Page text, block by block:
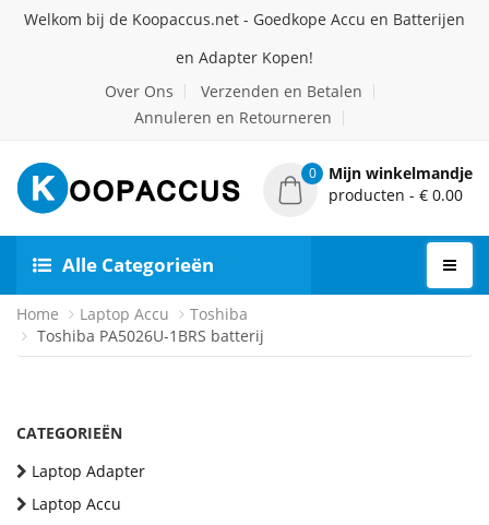
Welkom bij de Koopaccus.net - Goedkope Accu en Batterijen
en Adapter Kopen!
Over Ons
Verzenden en Betalen
Annuleren en Retourneren
0
Mijn winkelmandje
producten - € 0.00
Alle Categorieën
Home Laptop Accu
Toshiba
Toshiba PA5026U-1BRS batterij
CATEGORIEËN
Laptop Adapter
Laptop Accu